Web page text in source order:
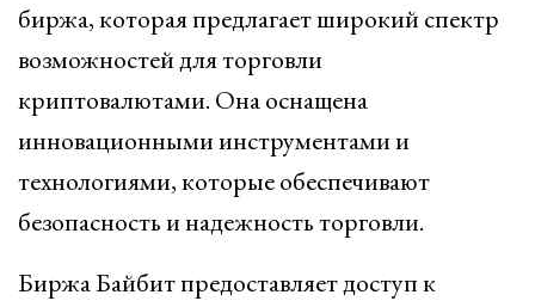
биржа, которая предлагает широкий спектр
возможностей для торговли
криптовалютами. Она оснащена
инновационными инструментами и
технологиями, которые обеспечивают
безопасность и надежность торговли.
Биржа Байбит предоставляет доступ к